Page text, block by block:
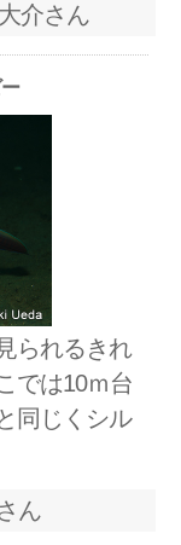
介さん
られるきれ
では10ｍ台
同じくシル
ん